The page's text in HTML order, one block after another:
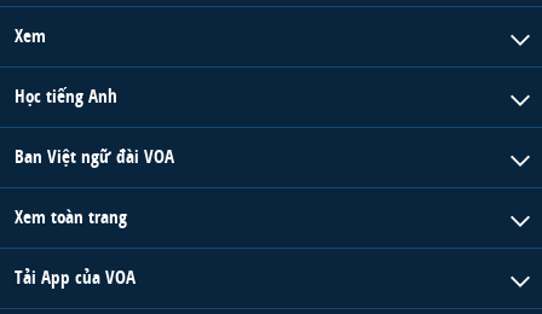
Xem
Học tiếng Anh
Ban Việt ngữ đài VOA
Xem toàn trang
Tải App của VOA